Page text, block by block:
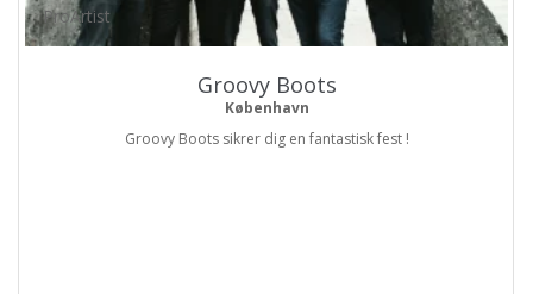
ProArtist
Groovy Boots
København
Groovy Boots sikrer dig en fantastisk fest !